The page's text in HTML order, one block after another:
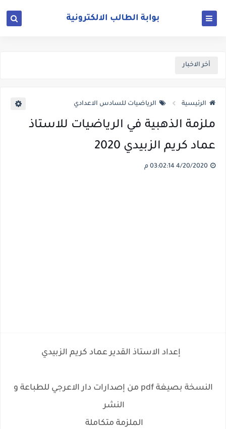
أخر الاخبار
الرئيسية الرياضيات للسادس الاعدادي
ملزمة الذهبية في الرياضيات للاستاذ
عماد كريم الزبيدي 2020
إعداد الاستاذ القدير عماد كريم الزبيدي
النسخة بصيغة pdf من إصدارات دار الاعرجي للطباعة و
النشر
الملزمة متكاملة